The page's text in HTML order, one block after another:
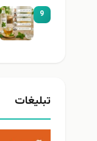
9
تبلیغات